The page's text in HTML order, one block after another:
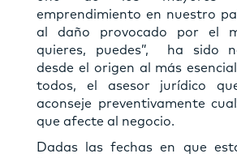
emprendimiento en nuestro
al daño provocado por el
quieres, puedes”, ha sido
desde el origen al más
todos, el asesor jurídico
aconseje preventivamente
que afecte al negocio.
Dadas las fechas en que